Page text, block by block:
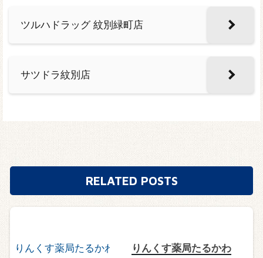
ツルハドラッグ 紋別緑町店
サツドラ紋別店
RELATED POSTS
りんくす薬局たるかわ